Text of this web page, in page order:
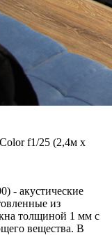
f1/25 (2,4м x
- акустические
из
толщиной 1 мм с
вещества. В